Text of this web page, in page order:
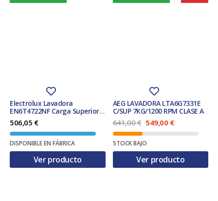
Electrolux Lavadora
EN6T4722NF Carga Superior
7kg 1200rpm SensiCare Clase
A
506,05 €
DISPONIBLE EN FÁBRICA
Ver producto
AEG LAVADORA LTA6G7331E
C/SUP 7KG/1200 RPM CLASE A
641,00€ E
l
p
r
c
549,00 €E
l
p
e
c
STOCK BAJO
Ver producto